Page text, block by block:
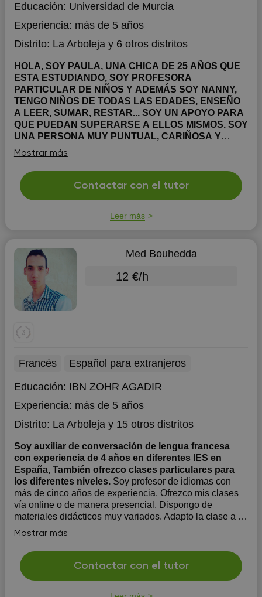
Educación: Universidad de Murcia
Experiencia: más de 5 años
Distrito: La Arbolejay 6 otros distritos
HOLA, SOY PAULA, UNA CHICA DE 25 AÑOS QUE
ESTA ESTUDIANDO, SOY PROFESORA
PARTICULAR DE NIÑOS Y ADEMÁS SOY NANNY,
TENGO NIÑOS DE TODAS LAS EDADES, ENSEÑO
A LEER, SUMAR, RESTAR... SOY UN APOYO PARA
QUE PUEDAN SUPERARSE A ELLOS MISMOS. SOY
UNA PERSONA MUY PUNTUAL, CARIÑOSA Y
ENTREGADA.
UNIVERSIDAD DE MURCIA, Y VERANEO EN
SANTIAGO DE LA RIBERA, POR LO QUE EN EL MES
DE JULIO Y AGOSTO PODRIA ESTAR DANDO
CLASES PARTICULARES ALLÍ.
Mostrar más
Contactar con el tutor
Leer más
Med Bouhedda
12 €/h
Francés
Español para extranjeros
Educación: IBN ZOHR AGADIR
Experiencia: más de 5 años
Distrito: La Arbolejay 15 otros distritos
Soy auxiliar de conversación de lengua francesa
con experiencia de 4 años en diferentes IES en
España, También ofrezco clases particulares para
los diferentes niveles. Soy profesor de idiomas con
más de cinco años de experiencia. Ofrezco mis clases
vía online o de manera presencial. Dispongo de
materiales didácticos muy variados. Adapto la clase a la
necesidad de mis alumnos para obtener mejores
resultados. En las clases nos centramos en el
perfeccionamiento de la...
Mostrar más
Contactar con el tutor